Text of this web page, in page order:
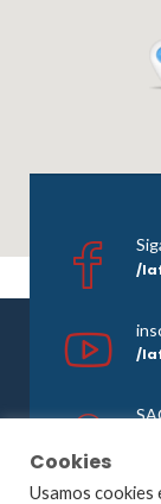
/
/
Cookies
Usamos cookies